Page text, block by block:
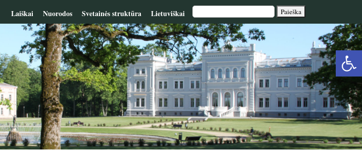
Laiškai Nuorodos Svetainės struktūra Lietuviškai